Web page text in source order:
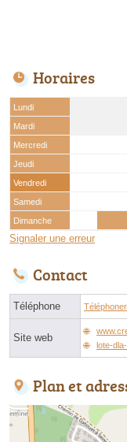
Horaires
Lundi
Mardi
Mercredi
Jeudi
Vendredi
Samedi
Dimanche
Signaler une erreur
Contact
Téléphone
Site web
lote-
Plan et